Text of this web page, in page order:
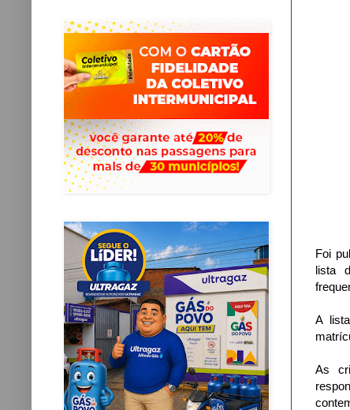
Foi
lista
A
As